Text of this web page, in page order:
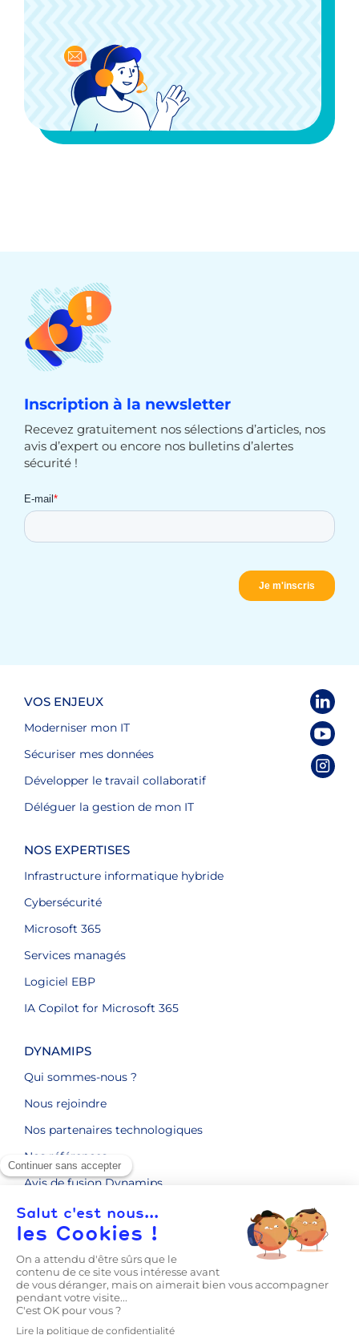
Inscription à la newsletter
Recevez gratuitement nos sélections d’articles, nos
avis d’expert ou encore nos bulletins d’alertes
sécurité !
VOS ENJEUX
Moderniser mon IT
Sécuriser mes données
Développer le travail collaboratif
Déléguer la gestion de mon IT
NOS EXPERTISES
Infrastructure informatique hybride
Cybersécurité
Microsoft 365
Services managés
Logiciel EBP
IA Copilot for Microsoft 365
DYNAMIPS
Qui sommes-nous ?
Nous rejoindre
Nos partenaires technologiques
Nos références
Avis de fusion Dynamips
ENGAGEMENTS RSE
CONTACT
LE BLOG
Prise en main